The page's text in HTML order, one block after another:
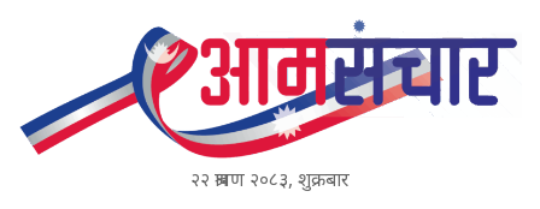
२२ श्रावण २०८३, शुक्रबार